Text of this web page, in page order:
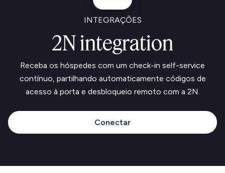
INTEGRAÇÕES
2N integration
Receba os hóspedes com um check-in self-service
contínuo, partilhando automaticamente códigos de
acesso à porta e desbloqueio remoto com a 2N.
Conectar